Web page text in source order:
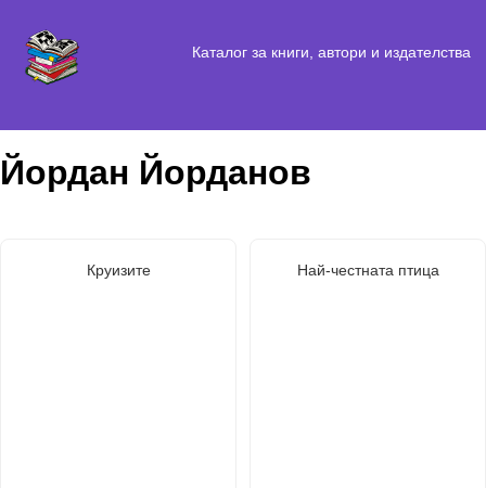
Каталог за книги, автори и издателства
Йордан Йорданов
Круизите Най-честната птица